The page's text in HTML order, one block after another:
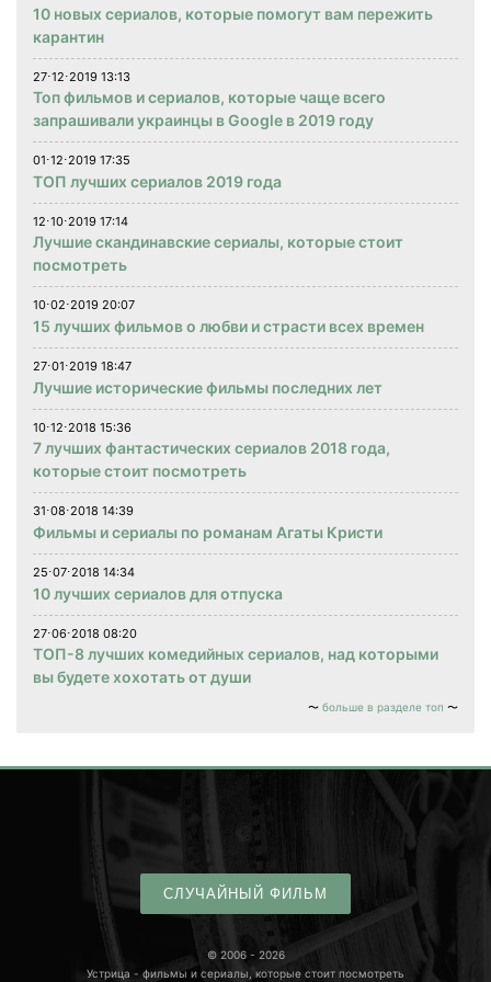
10 новых сериалов, которые помогут вам пережить
карантин
27⋅12⋅2019 13:13
Топ фильмов и сериалов, которые чаще всего
запрашивали украинцы в Google в 2019 году
01⋅12⋅2019 17:35
ТОП лучших сериалов 2019 года
12⋅10⋅2019 17:14
Лучшие скандинавские сериалы, которые стоит
посмотреть
10⋅02⋅2019 20:07
15 лучших фильмов о любви и страсти всех времен
27⋅01⋅2019 18:47
Лучшие исторические фильмы последних лет
10⋅12⋅2018 15:36
7 лучших фантастических сериалов 2018 года,
которые стоит посмотреть
31⋅08⋅2018 14:39
Фильмы и сериалы по романам Агаты Кристи
25⋅07⋅2018 14:34
10 лучших сериалов для отпуска
27⋅06⋅2018 08:20
ТОП-8 лучших комедийных сериалов, над которыми
вы будете хохотать от души
больше в разделе топ
СЛУЧАЙНЫЙ ФИЛЬМ
© 2006 - 2026
Устрица - фильмы и сериалы, которые стоит посмотреть